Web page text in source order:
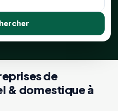
de
& domestique à